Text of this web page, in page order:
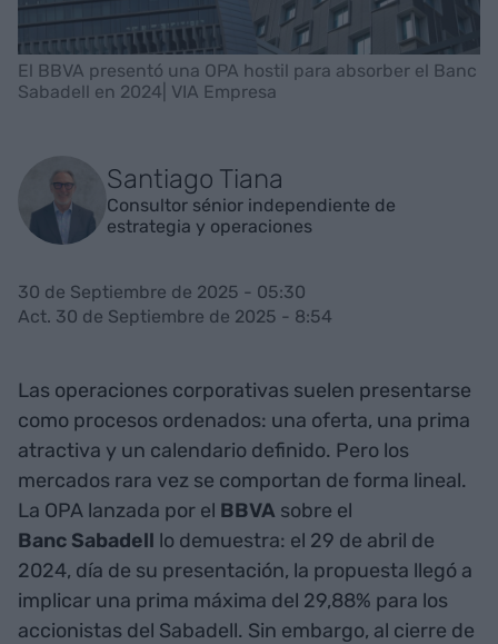
El BBVA presentó una OPA hostil para absorber el Banc
Sabadell en 2024| VIA Empresa
Santiago Tiana
Consultor sénior independiente de
estrategia y operaciones
30 de Septiembre de 2025 - 05:30
Act. 30 de Septiembre de 2025 - 8:54
Las operaciones corporativas suelen presentarse
como procesos ordenados: una oferta, una prima
atractiva y un calendario definido. Pero los
mercados rara vez se comportan de forma lineal.
La OPA lanzada por el BBVA sobre el
Banc Sabadell lo demuestra: el 29 de abril de
2024, día de su presentación, la propuesta llegó a
implicar una prima máxima del 29,88% para los
accionistas del Sabadell. Sin embargo, al cierre de